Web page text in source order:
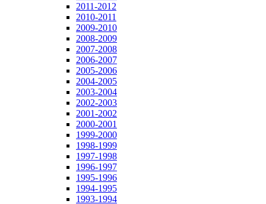
2011-2012
2010-2011
2009-2010
2008-2009
2007-2008
2006-2007
2005-2006
2004-2005
2003-2004
2002-2003
2001-2002
2000-2001
1999-2000
1998-1999
1997-1998
1996-1997
1995-1996
1994-1995
1993-1994